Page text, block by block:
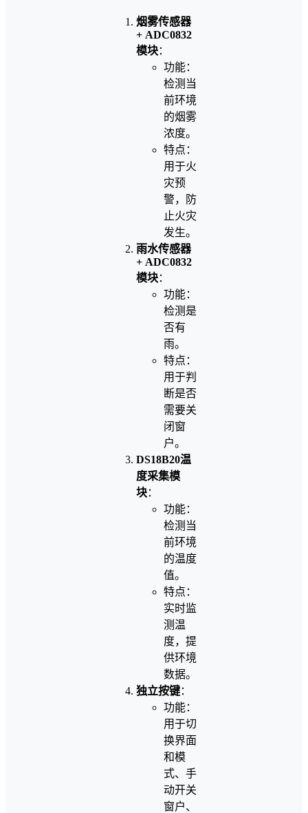
烟雾传感器
+ ADC0832
模块：
功能：
检测当
前环境
的烟雾
浓度。
特点：
用于火
灾预
警，防
止火灾
发生。
雨水传感器
+ ADC0832
模块：
功能：
检测是
否有
雨。
特点：
用于判
断是否
需要关
闭窗
户。
DS18B20温
度采集模
块：
功能：
检测当
前环境
的温度
值。
特点：
实时监
测温
度，提
供环境
数据。
独立按键：
功能：
用于切
换界面
和模
式、手
动开关
窗户、